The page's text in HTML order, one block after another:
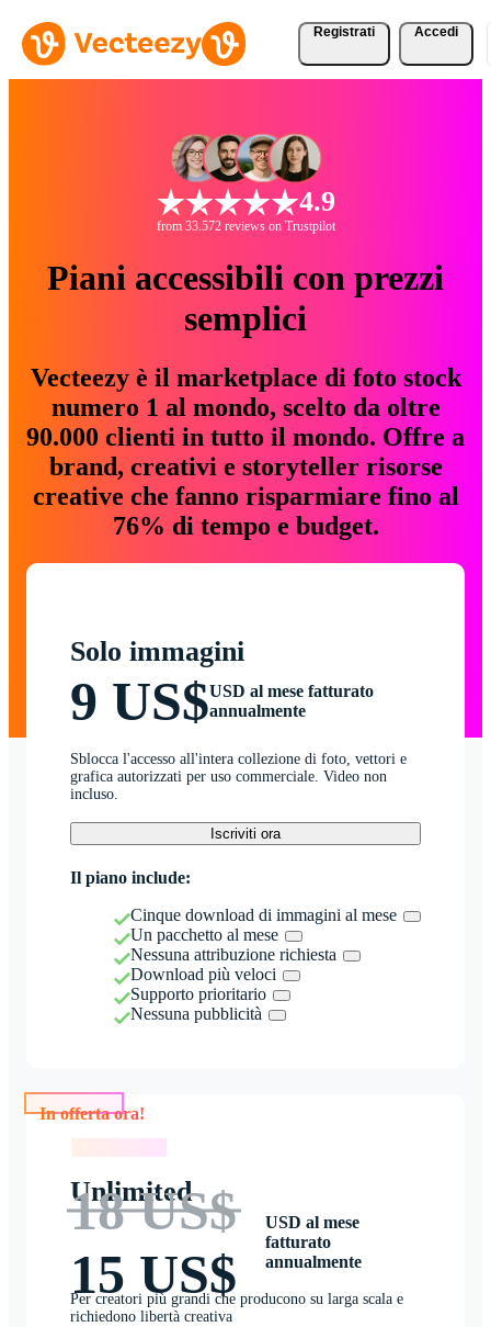
Registrati Accedi
4.9
from 33.572 reviews on Trustpilot
Piani accessibili con prezzi
semplici
Vecteezy è il marketplace di foto stock
numero 1 al mondo, scelto da oltre
90.000 clienti in tutto il mondo. Offre a
brand, creativi e storyteller risorse
creative che fanno risparmiare fino al
76% di tempo e budget.
Solo immagini
9 US$USD al mese fatturato
annualmente
Sblocca l'accesso all'intera collezione di foto, vettori e
grafica autorizzati per uso commerciale. Video non
incluso.
Iscriviti ora
Il piano include:
Cinque download di immagini al mese
Un pacchetto al mese
Nessuna attribuzione richiesta
Download più veloci
Supporto prioritario
Nessuna pubblicità
Unlimited
18 US$
15 US$
USD al mese
fatturato
annualmente
Per creatori più grandi che producono su larga scala e
richiedono libertà creativa